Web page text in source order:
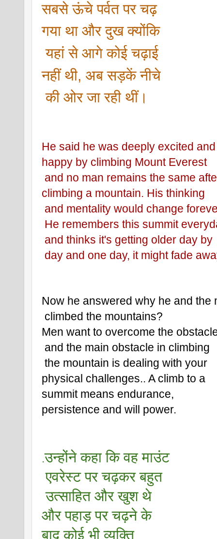
सबसे ऊंचे पर्वत पर चढ़
गया था और दुख क्योंकि
यहां से आगे कोई चढ़ाई
नहीं थी, अब सड़कें नीचे
की ओर जा रही थीं।
He said he was deeply excited
happy by climbing Mount Everest
and no man remains the same
climbing a mountain. His thinking
and mentality would change
He remembers this summit
and thinks it's getting older day by
day and one day, it might fade
Now he answered why he and the
climbed the mountains?
Men want to overcome the
and the main obstacle in climbing
the mountain is dealing with your
physical challenges.. A climb to a
summit means endurance,
persistence and will power.
.उन्होंने कहा कि वह माउंट
एवरेस्ट पर चढ़कर बहुत
उत्साहित और खुश थे
और पहाड़ पर चढ़ने के
बाद कोई भी व्यक्ति